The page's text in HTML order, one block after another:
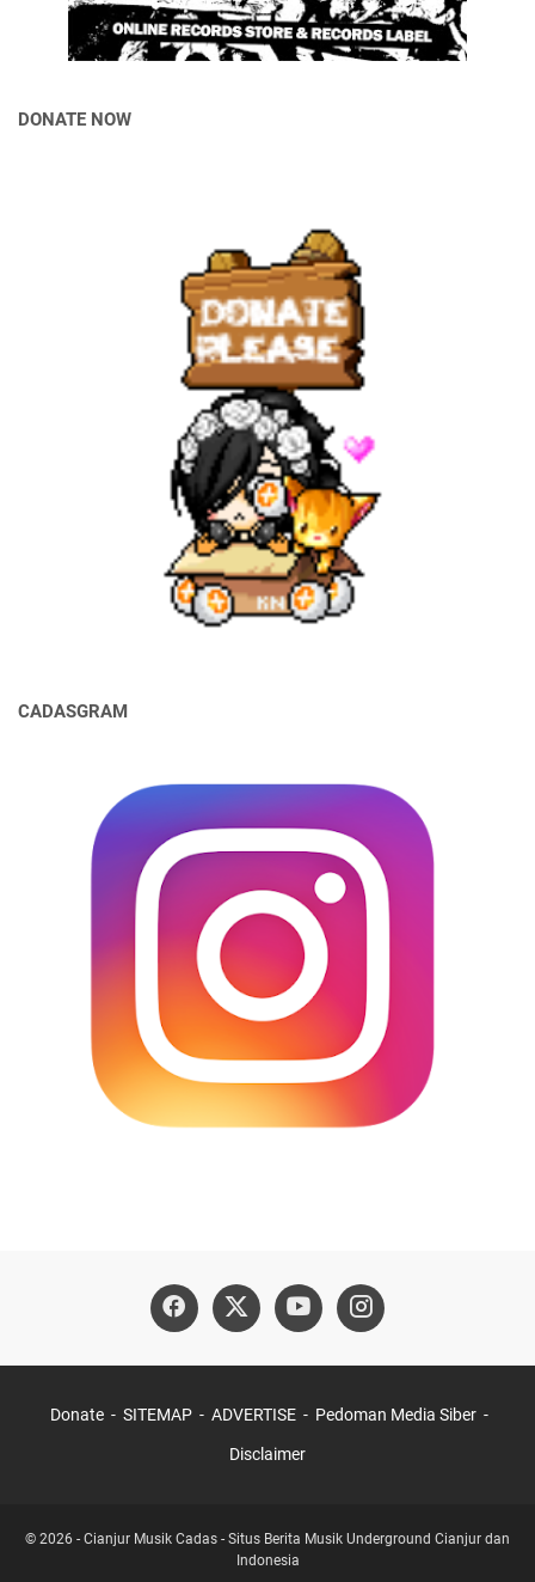
DONATE NOW
CADASGRAM
Donate SITEMAP ADVERTISE Pedoman Media Siber
Disclaimer
© 2026 - Cianjur Musik Cadas - Situs Berita Musik Underground Cianjur dan
Indonesia